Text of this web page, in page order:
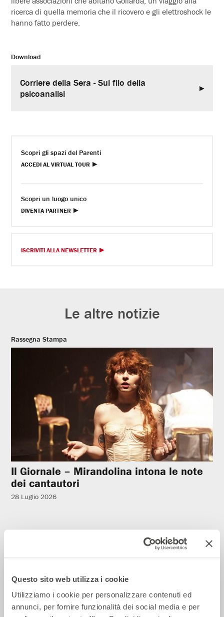
Questo sito web utilizza i cookie
Utilizziamo i cookie per personalizzare contenuti ed
annunci, per fornire funzionalità dei social media e per
ricerca di quella memoria che il ricovero e gli elettroshock le
hanno fatto perdere.
Download
Corriere della Sera - Sul filo della
psicoanalisi
Scopri gli spazi del Parenti
ACCEDI AL VIRTUAL TOUR
Scopri un luogo unico
DIVENTA PARTNER
ISCRIVITI ALLA NEWSLETTER
Le altre notizie
Rassegna Stampa
Il Giornale – Mirandolina intona le note
dei cantautori
28 Luglio 2026